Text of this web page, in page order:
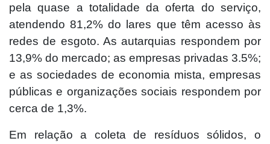
pela quase a totalidade da oferta do serviço,
atendendo 81,2% do lares que têm acesso às
redes de esgoto. As autarquias respondem por
13,9% do mercado; as empresas privadas 3.5%;
e as sociedades de economia mista, empresas
públicas e organizações sociais respondem por
cerca de 1,3%.
Em relação a coleta de resíduos sólidos, o